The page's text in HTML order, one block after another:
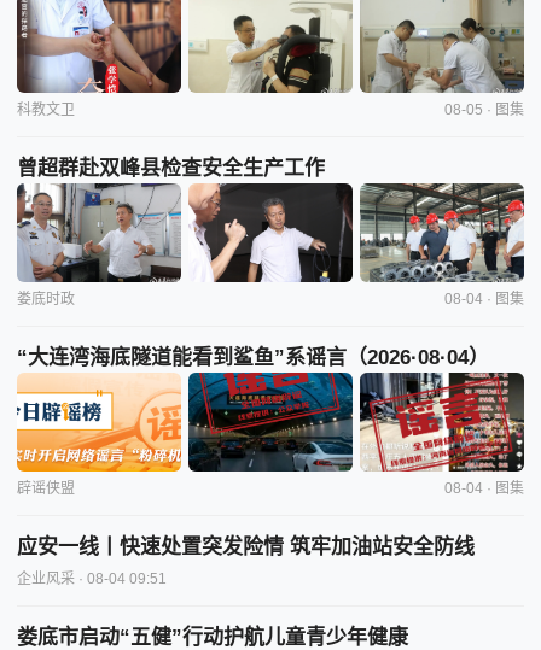
科教文卫 08-05 · 图集
曾超群赴双峰县检查安全生产工作
娄底时政 08-04 · 图集
“大连湾海底隧道能看到鲨鱼”系谣言（2026·08·04）
辟谣侠盟 08-04 · 图集
应安一线丨快速处置突发险情 筑牢加油站安全防线
企业风采 · 08-04 09:51
娄底市启动“五健”行动护航儿童青少年健康